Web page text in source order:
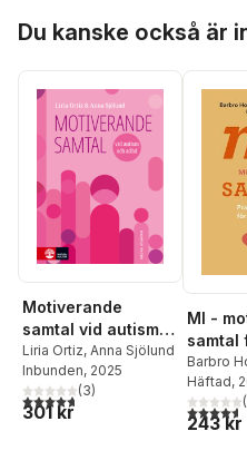
Du kanske också är
Motiverande
samtal vid autism
och adhd
Liria Ortiz, Anna Sjölund
Inbunden, 2025
4,7utav 5 stjärnor. Totalt antal
(3)
301 kr
MI -
samtal
arbete
arbete
Barbro
Liria Ortiz
Wirbing
Häftad,
4,6utav (
243 kr